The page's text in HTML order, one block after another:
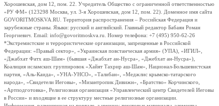
Хорошевская, дом 12, пом. 22. Учредитель Общество с ограниченной ответственностью
«РУ ФМ» (123298 Москва, ул. 3-я Хорошевская, дом 12, пом. 22). Доменное имя сайта
GOVORITMOSKVA.RU. Территория распространения – Российская Федерация и
зарубежные страны. Языки: русский и английский. Главный редактор Бабаян Роман
Георгиевич. Email: info@govoritmoskva.ru. Номер телефона: +7 (495) 950-62-26
*Экстремистские и террористические организации, запрещенные в Российской
Федерации: «Правый сектор», «Украинская повстанческая армия» (УПА), «ИГИЛ»,
«Джабхат Фатх аш-Шам» (бывшая «Джабхат ан-Нусра», «Джебхат ан-Нусра»),
Коалиция исламских группировок «Хайят Тахрир аш-Шам», Национал-Большевистская
партия, «Аль-Каида», «УНА-УНСО», «Талибан», «Меджлис крымско-татарского
народа», «Свидетели Иеговы», «Мизантропик Дивижн», «Братство» Корчинского,
«Артподготовка», Религиозная организация «Управленческий центр Свидетелей Иеговы
в России» и входящие в ее структуру местные религиозные организации.